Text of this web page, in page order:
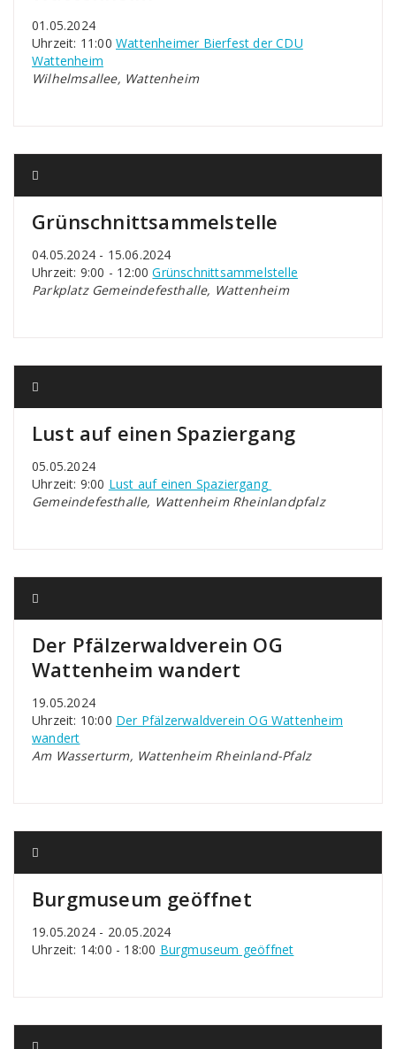
01.05.2024
Uhrzeit: 11:00 Wattenheimer Bierfest der CDU
Wattenheim
Wilhelmsallee, Wattenheim
Grünschnittsammelstelle
04.05.2024 - 15.06.2024
Uhrzeit: 9:00 - 12:00Grünschnittsammelstelle
Parkplatz Gemeindefesthalle, Wattenheim
Lust auf einen Spaziergang
05.05.2024
Uhrzeit: 9:00 Lust auf einen Spaziergang
Gemeindefesthalle, Wattenheim Rheinlandpfalz
Der Pfälzerwaldverein OG
Wattenheim wandert
19.05.2024
Uhrzeit: 10:00 Der Pfälzerwaldverein OG Wattenheim
wandert
Am Wasserturm, Wattenheim Rheinland-Pfalz
Burgmuseum geöffnet
19.05.2024 - 20.05.2024
Uhrzeit: 14:00 - 18:00 Burgmuseum geöffnet